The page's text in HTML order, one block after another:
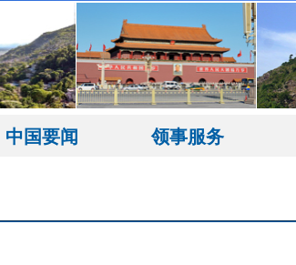
中国要闻 领事服务